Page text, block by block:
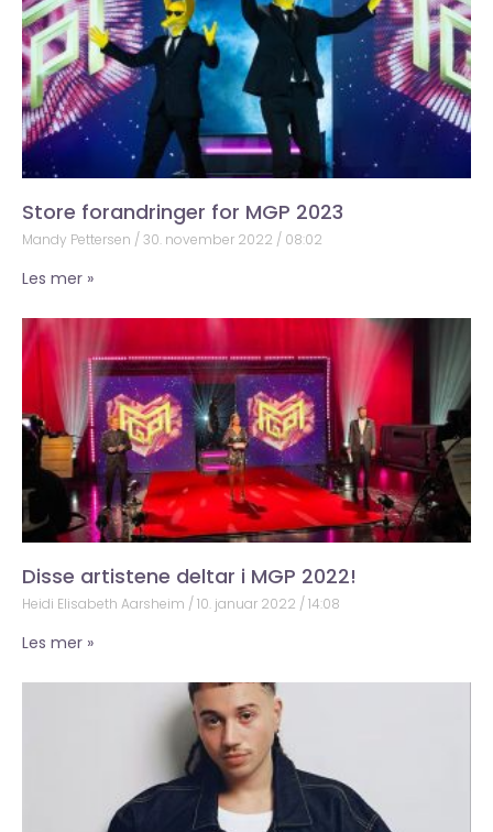
Store forandringer for MGP 2023
Mandy Pettersen 30. november 2022 08:02
Les mer »
Disse artistene deltar i MGP 2022!
Heidi Elisabeth Aarsheim 10. januar 2022 14:08
Les mer »